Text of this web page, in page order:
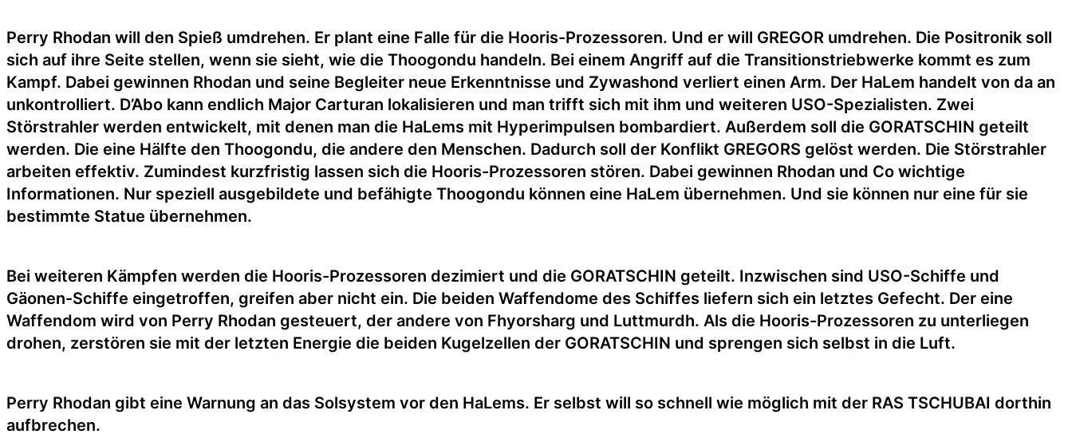
Perry Rhodan will den Spieß umdrehen. Er plant eine Falle für die Hooris-Prozessoren. Und er will GREGOR umdrehen. Die Positronik soll
sich auf ihre Seite stellen, wenn sie sieht, wie die Thoogondu handeln. Bei einem Angriff auf die Transitionstriebwerke kommt es zum
Kampf. Dabei gewinnen Rhodan und seine Begleiter neue Erkenntnisse und Zywashond verliert einen Arm. Der HaLem handelt von da an
unkontrolliert. D’Abo kann endlich Major Carturan lokalisieren und man trifft sich mit ihm und weiteren USO-Spezialisten. Zwei
Störstrahler werden entwickelt, mit denen man die HaLems mit Hyperimpulsen bombardiert. Außerdem soll die GORATSCHIN geteilt
werden. Die eine Hälfte den Thoogondu, die andere den Menschen. Dadurch soll der Konflikt GREGORS gelöst werden. Die Störstrahler
arbeiten effektiv. Zumindest kurzfristig lassen sich die Hooris-Prozessoren stören. Dabei gewinnen Rhodan und Co wichtige
Informationen. Nur speziell ausgebildete und befähigte Thoogondu können eine HaLem übernehmen. Und sie können nur eine für sie
bestimmte Statue übernehmen.
Bei weiteren Kämpfen werden die Hooris-Prozessoren dezimiert und die GORATSCHIN geteilt. Inzwischen sind USO-Schiffe und
Gäonen-Schiffe eingetroffen, greifen aber nicht ein. Die beiden Waffendome des Schiffes liefern sich ein letztes Gefecht. Der eine
Waffendom wird von Perry Rhodan gesteuert, der andere von Fhyorsharg und Luttmurdh. Als die Hooris-Prozessoren zu unterliegen
drohen, zerstören sie mit der letzten Energie die beiden Kugelzellen der GORATSCHIN und sprengen sich selbst in die Luft.
Perry Rhodan gibt eine Warnung an das Solsystem vor den HaLems. Er selbst will so schnell wie möglich mit der RAS TSCHUBAI dorthin
aufbrechen.